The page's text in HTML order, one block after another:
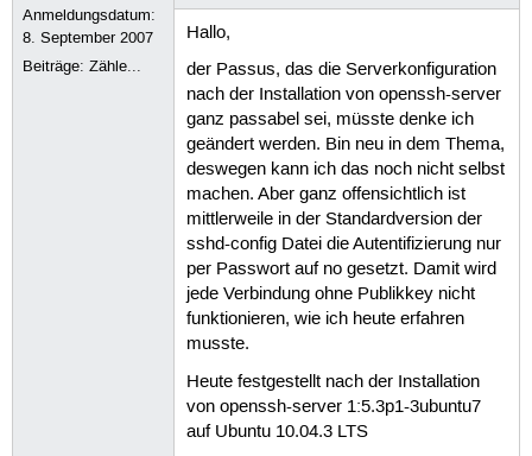
Anmeldungsdatum:
8. September 2007
Beiträge:Zähle...
Hallo,
der Passus, das die Serverkonfiguration
nach der Installation von openssh-server
ganz passabel sei, müsste denke ich
geändert werden. Bin neu in dem Thema,
deswegen kann ich das noch nicht selbst
machen. Aber ganz offensichtlich ist
mittlerweile in der Standardversion der
sshd-config Datei die Autentifizierung nur
per Passwort auf no gesetzt. Damit wird
jede Verbindung ohne Publikkey nicht
funktionieren, wie ich heute erfahren
musste.
Heute festgestellt nach der Installation
von openssh-server 1:5.3p1-3ubuntu7
auf Ubuntu 10.04.3 LTS